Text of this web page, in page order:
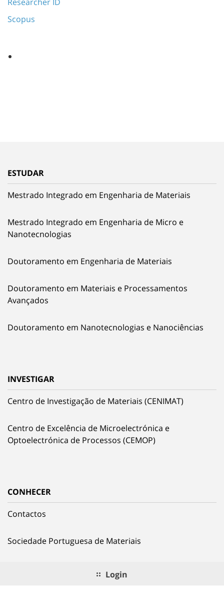
Scopus
ESTUDAR
Mestrado Integrado em Engenharia de Materiais
Mestrado Integrado em Engenharia de Micro e
Nanotecnologias
Doutoramento em Engenharia de Materiais
Doutoramento em Materiais e Processamentos
Avançados
Doutoramento em Nanotecnologias e Nanociências
INVESTIGAR
Centro de Investigação de Materiais (CENIMAT)
Centro de Excelência de Microelectrónica e
Optoelectrónica de Processos (CEMOP)
CONHECER
Contactos
Sociedade Portuguesa de Materiais
Login